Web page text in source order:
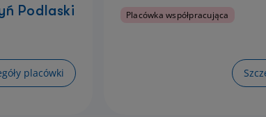
Podlaski
placówki
Placówka współpracująca